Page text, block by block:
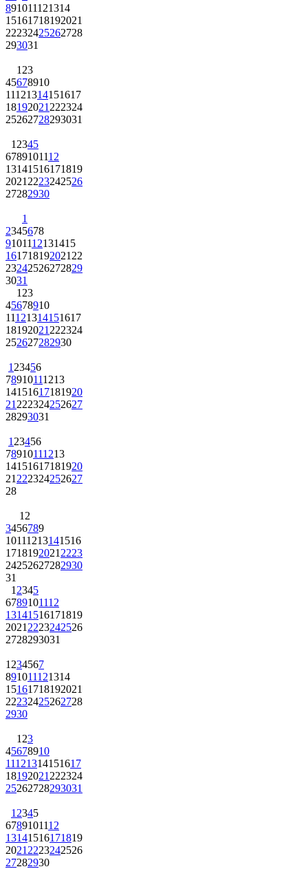
891011121314
15161718192021
22232425262728
293031
1 23
45678910
11121314151617
18192021 222324
25262728293031
1 2345
6789101112
13141516171819
2021 2223242526
27282930
1
2345678
9101112131415
161718192021 22
23242526272829
3031
1 23
45678910
11121314151617
18192021 222324
252627282930
1 23456
78910111213
14151617181920
21 222324252627
28293031
1 23456
78910111213
14151617181920
21 222324252627
28
1 2
3456789
10111213141516
1718192021 2223
24252627282930
31
1 2345
6789101112
13141516171819
2021 2223242526
2728293031
1 234567
891011121314
15161718192021
22232425262728
2930
1 23
45678910
11121314151617
18192021 222324
25262728293031
1 2345
6789101112
13141516171819
2021 2223242526
27282930